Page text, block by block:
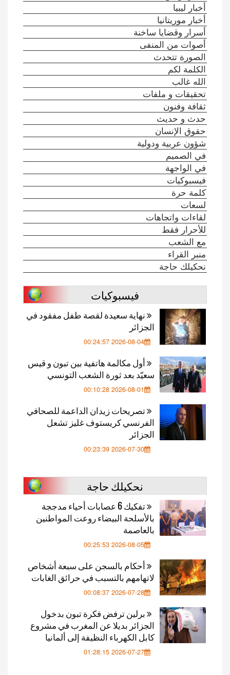
أخبار ليبيا
أخبار موريتانيا
أسرار وقضايا ساخنة
أصوات من المنفى
الصورة تتحدث
الكلمة لكم
الله غالب
تحقيقات و ملفات
ثقافة وفنون
حدث و حديث
حقوق الإنسان
شؤون عربية ودولية
في الصميم
في الواجهة
فيسبوكيات
كلمة حرة
لسعات
لقاءات واتجاهات
للأحرار فقط
مع الشعب
منبر القراء
نحكيلك حاجة
فيسبوكيات
نهاية سعيدة لقصة طفل مفقود في
الجزائر
2026-08-04 00:24:57
أول مكالمة هاتفية بين تبون و قيس
سعيّد بعد ثورة الشعب التونسي
2026-08-01 00:10:28
تصريحات زيدان الداعمة للصحافي
الفرنسي كريستوف غليز تشعل
الجزائر
2026-07-30 00:23:39
نحكيلك حاجة
تفكيك 6 عصابات أحياء مدججة
بالأسلحة البيضاء روعت المواطنين
بالعاصمة
2026-08-05 00:25:53
أحكام بالسجن على سبعة أشخاص
لاتهامهم بالتسبب في حرائق الغابات
2026-07-28 00:08:37
برلين ترفض فكرة تبون بدخول
الجزائر بديلا عن المغرب في مشروع
كابل الكهرباء النظيفة إلى ألمانيا
2026-07-27 01:28:15